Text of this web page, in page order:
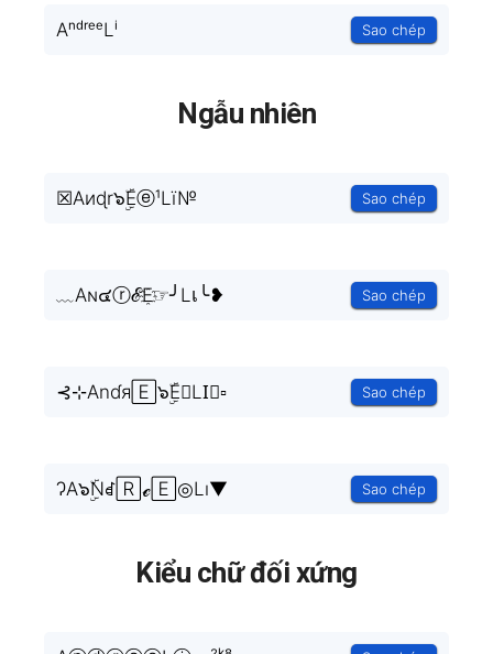
AⁿᵈʳᵉᵉLⁱ Sao chép
Ngẫu nhiên
☒Aиɖr๖ۣۜEⓔ¹Lï№ Sao chép
﹏Aɴ๔ⓡℰE҈☞╯Lเ╰❥ Sao chép
⊰⊹Anɗя🄴๖ۣۜE☟LI⃗▫ Sao chép
ɁA๖ۣۜNꀸ🅁ℯ🄴◎Lı▼ Sao chép
Kiểu chữ đối xứng